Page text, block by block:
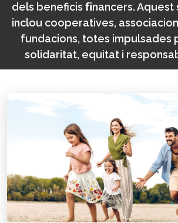
dels beneficis ﬁnancers.
inclou cooperatives,
fundacions, totes impulsades
solidaritat, equitat i